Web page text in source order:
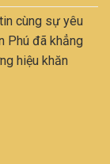
cùng sự yêu
Phú đã khẳng
hiệu khăn